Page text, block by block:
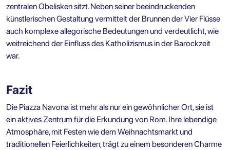
zentralen Obelisken sitzt. Neben seiner beeindruckenden
künstlerischen Gestaltung vermittelt der Brunnen der Vier Flüsse
auch komplexe allegorische Bedeutungen und verdeutlicht, wie
weitreichend der Einfluss des Katholizismus in der Barockzeit
war.
Fazit
Die Piazza Navona ist mehr als nur ein gewöhnlicher Ort, sie ist
ein aktives Zentrum für die Erkundung von Rom. Ihre lebendige
Atmosphäre, mit Festen wie dem Weihnachtsmarkt und
traditionellen Feierlichkeiten, trägt zu einem besonderen Charme